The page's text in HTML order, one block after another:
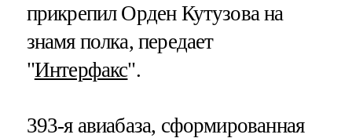
прикрепил Орден Кутузова на
знамя полка, передает
"Интерфакс".
393-я авиабаза, сформированная